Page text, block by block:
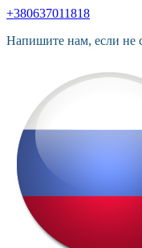
+380637011818
Напишите нам, если не